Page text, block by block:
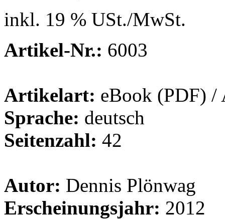
inkl. 19 % USt./MwSt.
Artikel-Nr.: 6003
Artikelart: eBook (PDF)
Sprache: deutsch
Seitenzahl: 42
Autor: Dennis Plönwag
Erscheinungsjahr: 2012